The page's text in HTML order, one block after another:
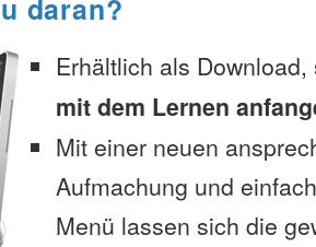
daran?
Erhältlich als
mit dem Lernen
Mit einer neuen
Aufmachung und
Menü lassen sich die